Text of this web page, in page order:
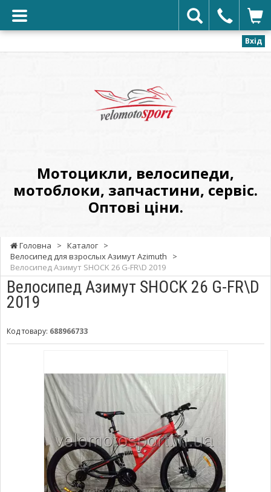
Вхід
Оптові
ціни.
Мотоцикли, велосипеди,
мотоблоки, запчастини, сервіс.
Оптові ціни.
Головна > Каталог >
Велосипед для взрослых Азимут Azimuth
>
Велосипед Азимут SHOCK 26 G-FR\D 2019
Велосипед Азимут SHOCK 26 G-FR\D
2019
Код товару: 688966733